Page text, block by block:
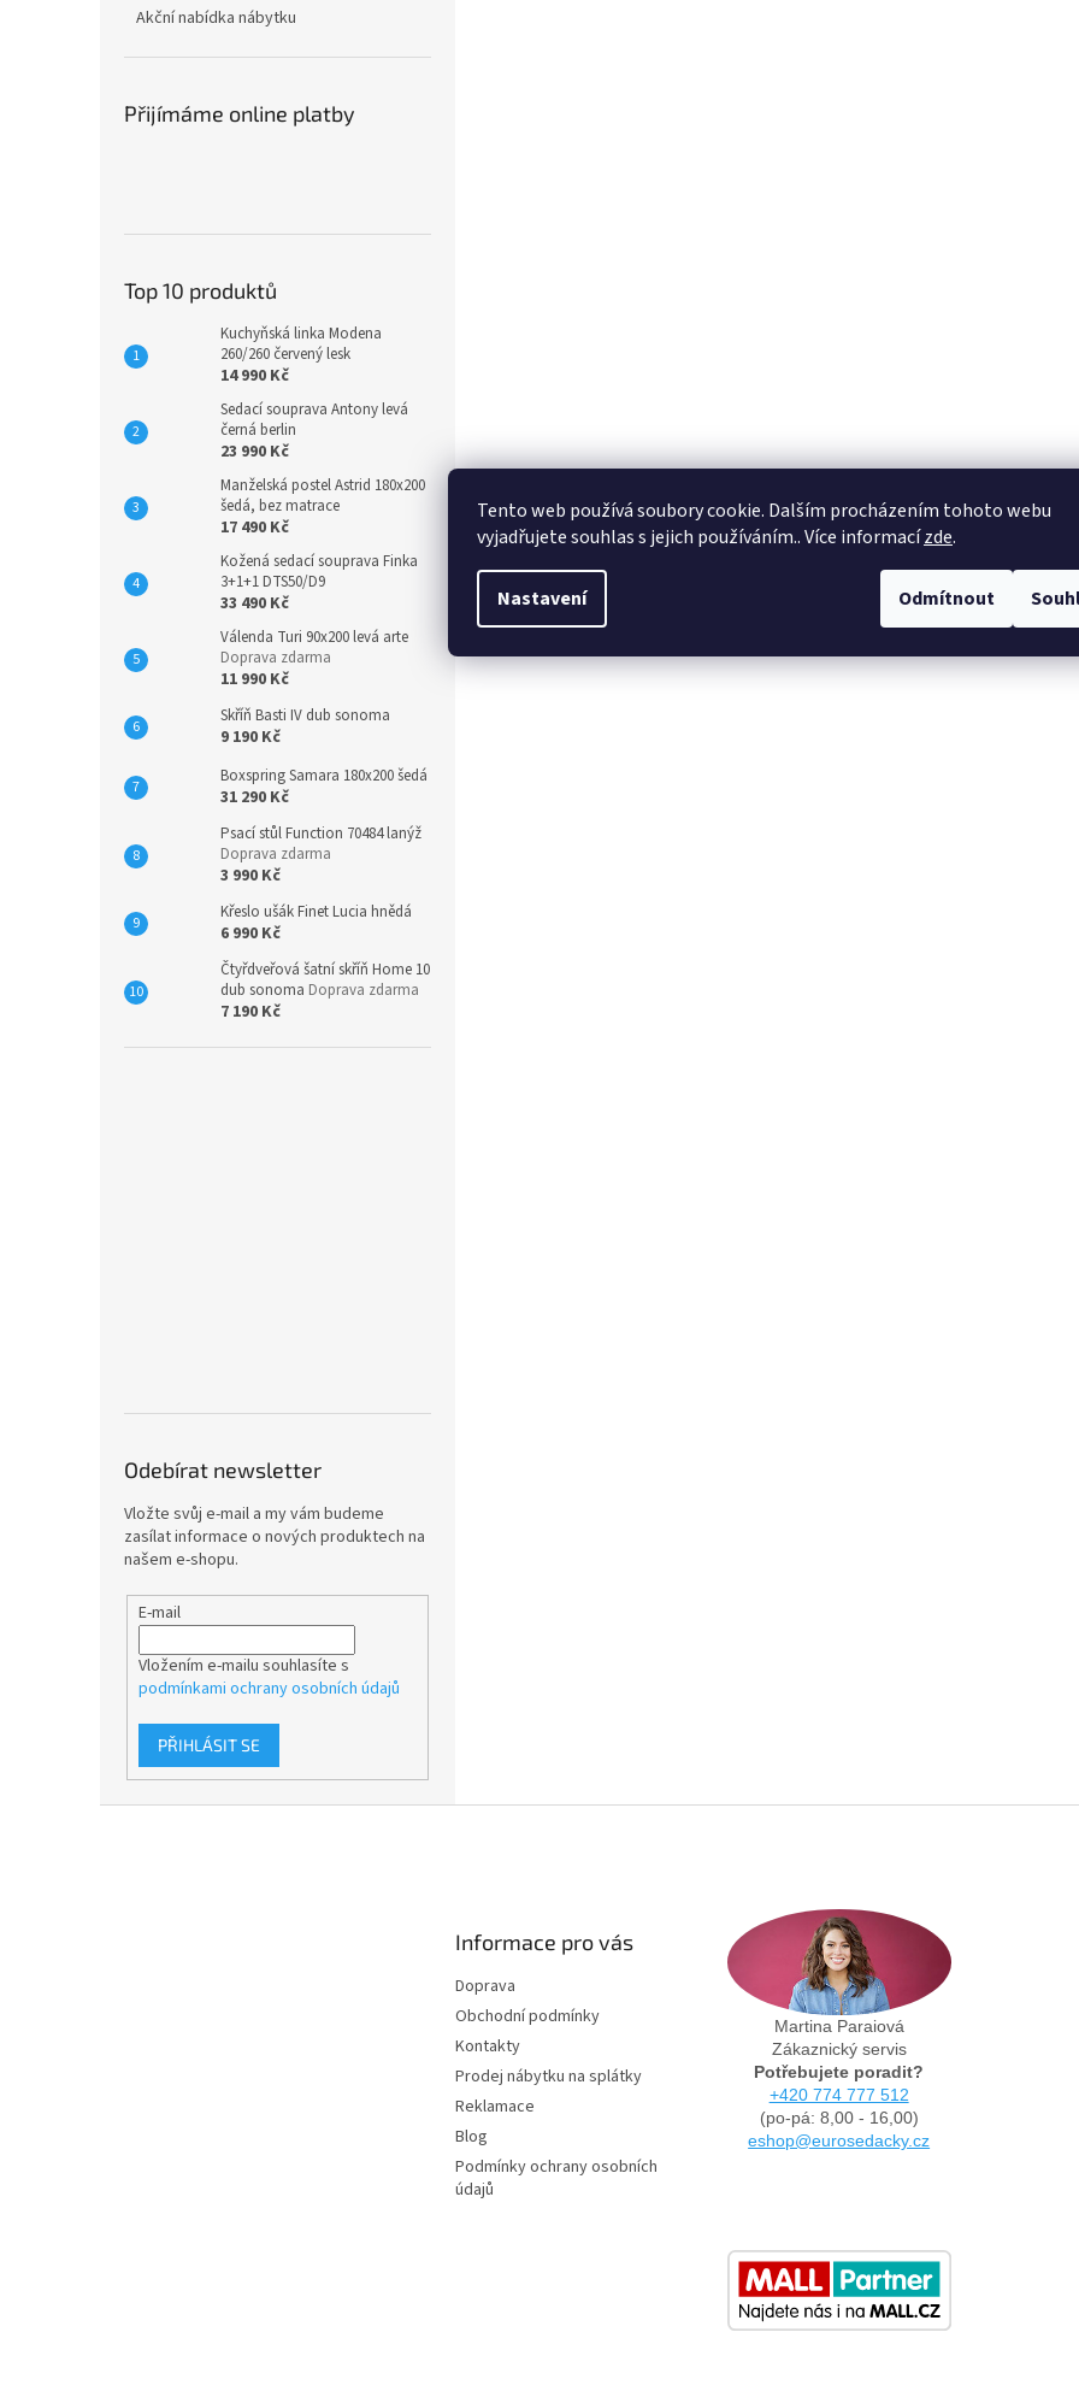
Tento web používá soubory cookie. Dalším procházením tohoto webu
vyjadřujete souhlas s jejich používáním.. Více informacízde.
Nastavení Odmítnout
Akční nabídka nábytku
Přijímáme online platby
Top 10 produktů
Kuchyňská linka Modena
260/260 červený lesk
14 990 Kč
Sedací souprava Antony levá
černá berlin
23 990 Kč
Manželská postel Astrid 180x200
šedá, bez matrace
17 490 Kč
Kožená sedací souprava Finka
3+1+1 DTS50/D9
33 490 Kč
Válenda Turi 90x200 levá arte
Doprava zdarma
11 990 Kč
Skříň Basti IV dub sonoma
9 190 Kč
Boxspring Samara 180x200 šedá
31 290 Kč
Psací stůl Function 70484 lanýž
Doprava zdarma
3 990 Kč
Křeslo ušák Finet Lucia hnědá
6 990 Kč
Čtyřdveřová šatní skříň Home 10
dub sonoma Doprava zdarma
7 190 Kč
Odebírat newsletter
Vložte svůj e-mail a my vám budeme
zasílat informace o nových produktech na
našem e-shopu.
E-mail
Vložením e-mailu souhlasíte s
podmínkami ochrany osobních údajů
PŘIHLÁSIT SE
Informace pro vás
Doprava
Obchodní podmínky
Kontakty
Prodej nábytku na splátky
Reklamace
Blog
Podmínky ochrany osobních
údajů
Martina Paraiová
Zákaznický servis
Potřebujete poradit?
+420 774 777 512
(po-pá: 8,00 - 16,00)
eshop@eurosedacky.cz